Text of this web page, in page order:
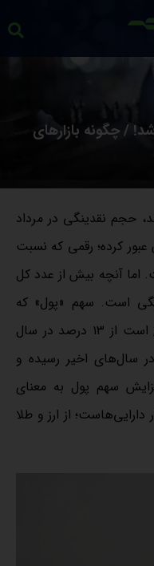
در 9 سال 10 برابر شد! / چگونه بازارهای
حجم نقدینگی در مرداد
تومان عبور کرده؛ رقمی که نسبت
برابر شده است. اما آنچه بیش از عدد کل
است. سهم «پول» که
شامل اسکناس و سپرده‌های دیداری است از ۱۳ درصد در سال
۲۴ تا ۲۶ درصد در سال‌های اخیر رسیده و
سهم پول به معنای
دارایی‌هاست؛ از ارز و طلا